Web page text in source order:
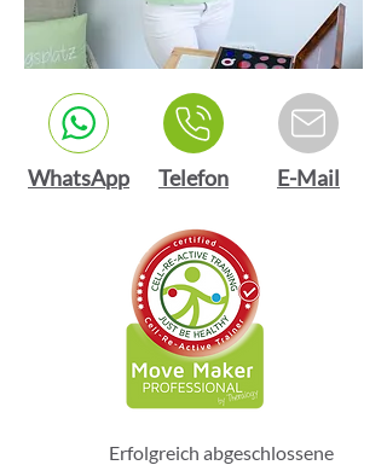
WhatsApp Telefon E-Mail
Erfolgreich abgeschlossene